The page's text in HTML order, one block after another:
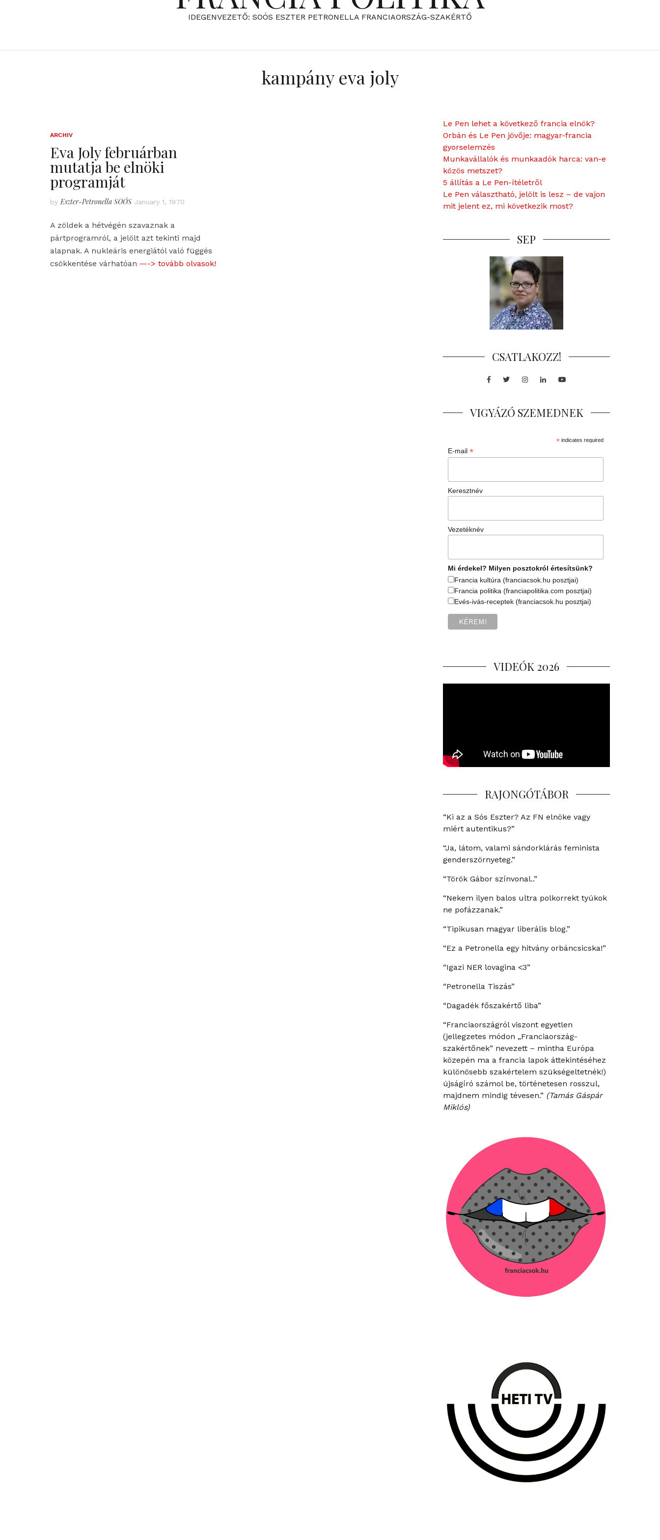
IDEGENVEZETŐ: SOÓS ESZTER PETRONELLA FRANCIAORSZÁG-SZAKÉRTŐ
kampány eva joly
ARCHIV
Eva Joly februárban
mutatja be elnöki
programját
by Eszter-Petronella SOÓS January 1, 1970
A zöldek a hétvégén szavaznak a
pártprogramról, a jelölt azt tekinti majd
alapnak. A nukleáris energiától való függés
csökkentése várhatóan —-> tovább olvasok!
Le Pen lehet a következő francia elnök?
Orbán és Le Pen jövője: magyar-francia
gyorselemzés
Munkavállalók és munkaadók harca: van-e
közös metszet?
5 állítás a Le Pen-ítéletről
Le Pen választható, jelölt is lesz – de vajon
mit jelent ez, mi következik most?
SEP
CSATLAKOZZ!
Facebook
TwitterInstagram
LinkedInYoutube
VIGYÁZÓ SZEMEDNEK
*indicates required
E-mail*
Keresztnév
Vezetéknév
Mi érdekel? Milyen posztokról értesítsünk?
Francia kultúra (franciacsok.hu posztjai)
Francia politika (franciapolitika.com posztjai)
Evés-ivás-receptek (franciacsok.hu posztjai)
VIDEÓK 2026
RAJONGÓTÁBOR
“Ki az a Sós Eszter? Az FN elnöke vagy
miért autentikus?”
“Ja, látom, valami sándorklárás feminista
genderszörnyeteg.”
“Török Gábor színvonal..”
“Nekem ilyen balos ultra polkorrekt tyúkok
ne pofázzanak.”
“Tipikusan magyar liberális blog.”
“Ez a Petronella egy hitvány orbáncsicska!”
“Igazi NER lovagina <3”
“Petronella Tiszás”
“Dagadék főszakértő liba”
“Franciaországról viszont egyetlen
(jellegzetes módon „Franciaország-
szakértőnek” nevezett – mintha Európa
közepén ma a francia lapok áttekintéséhez
különösebb szakértelem szükségeltetnék!)
újságíró számol be, történetesen rosszul,
majdnem mindig tévesen.” (Tamás Gáspár
Miklós)